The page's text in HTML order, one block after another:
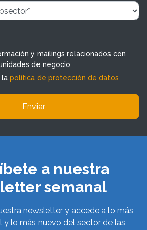
y mailings relacionados con
de negocio
la política de protección de datos
Enviar
a nuestra
semanal
newsletter y accede a lo más
y lo más nuevo del sector de las